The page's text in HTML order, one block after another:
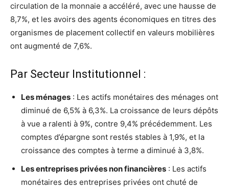
circulation de la monnaie a accéléré, avec une hausse de
8,7%, et les avoirs des agents économiques en titres des
organismes de placement collectif en valeurs mobilières
ont augmenté de 7,6%.
Par Secteur Institutionnel :
Les ménages : Les actifs monétaires des ménages ont
diminué de 6,5% à 6,3%. La croissance de leurs dépôts
à vue a ralenti à 9%, contre 9,4% précédemment. Les
comptes d’épargne sont restés stables à 1,9%, et la
croissance des comptes à terme a diminué à 3,8%.
Les entreprises privées non financières : Les actifs
monétaires des entreprises privées ont chuté de